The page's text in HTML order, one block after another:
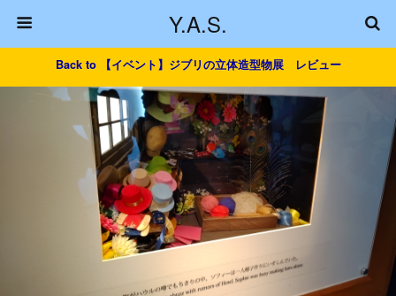
Y.A.S.
Back to 【イベント】ジブリの立体造型物展 レビュー